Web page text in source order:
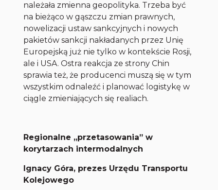
należała zmienna geopolityka. Trzeba być
na bieżąco w gąszczu zmian prawnych,
nowelizacji ustaw sankcyjnych i nowych
pakietów sankcji nakładanych przez Unię
Europejską już nie tylko w kontekście Rosji,
ale i USA. Ostra reakcja ze strony Chin
sprawia też, że producenci muszą się w tym
wszystkim odnaleźć i planować logistykę w
ciągle zmieniających się realiach.
Regionalne „przetasowania” w
korytarzach intermodalnych
Ignacy Góra, prezes Urzędu Transportu
Kolejowego